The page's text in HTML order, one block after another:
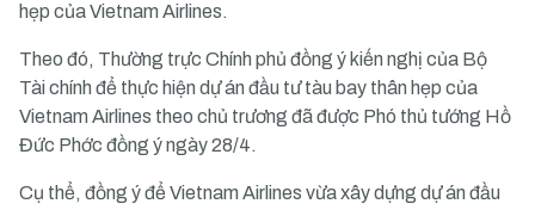
hẹp của Vietnam Airlines.
Theo đó, Thường trực Chính phủ đồng ý kiến nghị của Bộ
Tài chính để thực hiện dự án đầu tư tàu bay thân hẹp của
Vietnam Airlines theo chủ trương đã được Phó thủ tướng Hồ
Đức Phớc đồng ý ngày 28/4.
Cụ thể, đồng ý để Vietnam Airlines vừa xây dựng dự án đầu